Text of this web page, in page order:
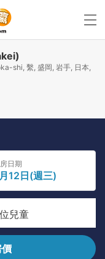
shi, 繫, 盛岡, 岩手, 日本,
日期
12日(週三)
位兒童